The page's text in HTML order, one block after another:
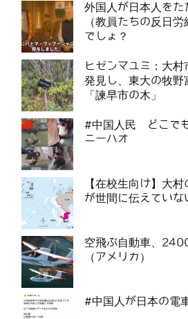
外国人が日本人をた
（教員たちの反日
でしょ？
ヒゼンマユミ：大
発見し、東大の牧野
「諫早市の木」
#中国人民 どこでも
ニーハオ
【在校生向け】大
が世間に伝えていな
空飛ぶ自動車、
（アメリカ）
#中国人が日本の電